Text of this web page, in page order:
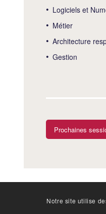
Logiciels et
Métier
Architecture
Gestion
Prochaines
Notre site utilise